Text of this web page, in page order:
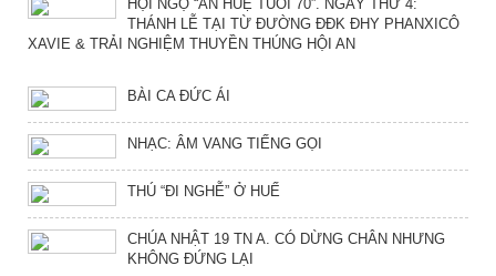
HỘI NGỘ “ÂN HUỆ TUỔI 70”. NGÀY THỨ 4:
THÁNH LỄ TẠI TỪ ĐƯỜNG ĐĐK ĐHY PHANXICÔ
XAVIE & TRẢI NGHIỆM THUYỀN THÚNG HỘI AN
BÀI CA ĐỨC ÁI
NHẠC: ÂM VANG TIẾNG GỌI
THÚ “ĐI NGHỄ” Ở HUẾ
CHÚA NHẬT 19 TN A. CÓ DỪNG CHÂN NHƯNG
KHÔNG ĐỨNG LẠI